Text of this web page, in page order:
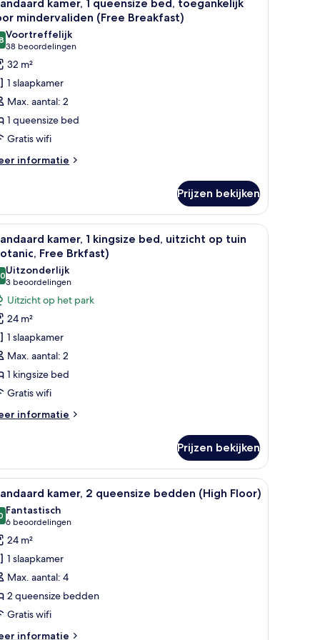
kamer, 1 queensize bed, toegankelijk
mindervaliden (Free Breakfast)
van 10
Voortreffelijk
38 beoordelingen
(38
beoordelingen)
32 m²
1 slaapkamer
Max. aantal: 2
1 queensize bed
Gratis wifi
informatie
Prijzen bekijken
bureau, een stoel en een groot raam met uitzicht op de stad.
Een kamer met een groot raam met
7
kamer, 1 kingsize bed, uitzicht op tuin
Free Brkfast)
van 10
Uitzonderlijk
3 beoordelingen
(3
beoordelingen)
Uitzicht op het park
24 m²
1 slaapkamer
Max. aantal: 2
1 kingsize bed
Gratis wifi
informatie
Prijzen bekijken
raam.
een kussen, een klein tafeltje en uitzicht op een stadsbeeld door een
Luxe beddengoed, pillowtop-bedden, een
10 kamer, 2 queensize bedden (High Floor)
van 10
Fantastisch
6 beoordelingen
(6
beoordelingen)
24 m²
1 slaapkamer
Max. aantal: 4
2 queensize bedden
Gratis wifi
informatie